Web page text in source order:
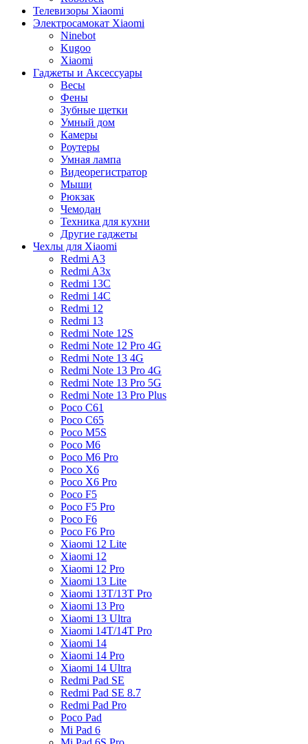
Телевизоры Xiaomi
Электросамокат Xiaomi
Ninebot
Kugoo
Xiaomi
Гаджеты и Аксессуары
Весы
Фены
Зубные щетки
Умный дом
Камеры
Роутеры
Умная лампа
Видеорегистратор
Мыши
Рюкзак
Чемодан
Техника для кухни
Другие гаджеты
Чехлы для Xiaomi
Redmi A3
Redmi A3x
Redmi 13C
Redmi 14C
Redmi 12
Redmi 13
Redmi Note 12S
Redmi Note 12 Pro 4G
Redmi Note 13 4G
Redmi Note 13 Pro 4G
Redmi Note 13 Pro 5G
Redmi Note 13 Pro Plus
Poco C61
Poco C65
Poco M5S
Poco M6
Poco M6 Pro
Poco X6
Poco X6 Pro
Poco F5
Poco F5 Pro
Poco F6
Poco F6 Pro
Xiaomi 12 Lite
Xiaomi 12
Xiaomi 12 Pro
Xiaomi 13 Lite
Xiaomi 13T/13T Pro
Xiaomi 13 Pro
Xiaomi 13 Ultra
Xiaomi 14T/14T Pro
Xiaomi 14
Xiaomi 14 Pro
Xiaomi 14 Ultra
Redmi Pad SE
Redmi Pad SE 8.7
Redmi Pad Pro
Poco Pad
Mi Pad 6